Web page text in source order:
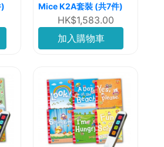
Mice K2A套裝 (共7件)
HK$1,583.00
加入購物車